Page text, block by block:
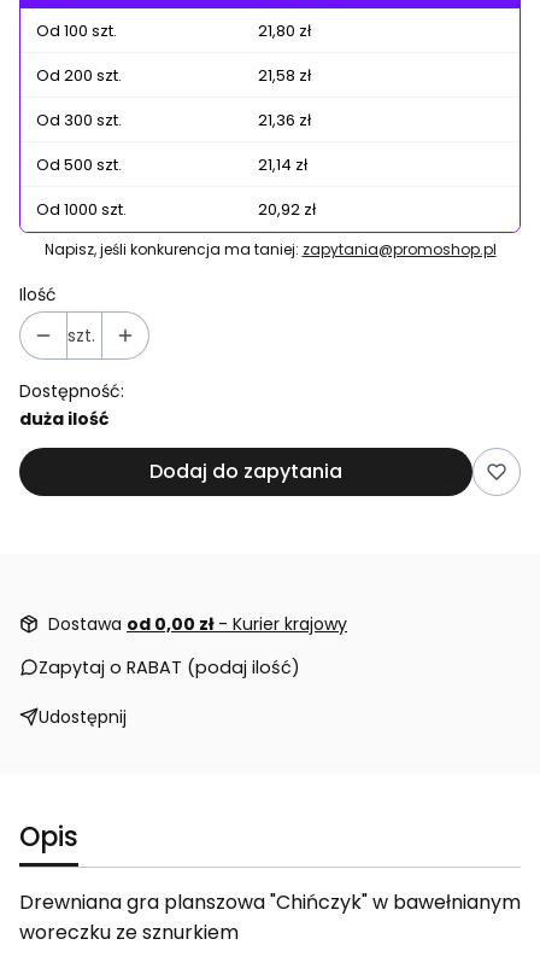
Od 100 szt.
21,80 zł
Od 200 szt.
21,58 zł
Od 300 szt.
21,36 zł
Od 500 szt.
21,14 zł
Od 1000 szt.
20,92 zł
Napisz, jeśli konkurencja ma taniej: zapytania@promoshop.pl
Ilość
szt.
Dostępność:
duża ilość
Dodaj do zapytania
Dostawa od 0,00 zł - Kurier krajowy
Zapytaj o RABAT (podaj ilość)
Udostępnij
Opis
Drewniana gra planszowa "Chińczyk" w bawełnianym
woreczku ze sznurkiem